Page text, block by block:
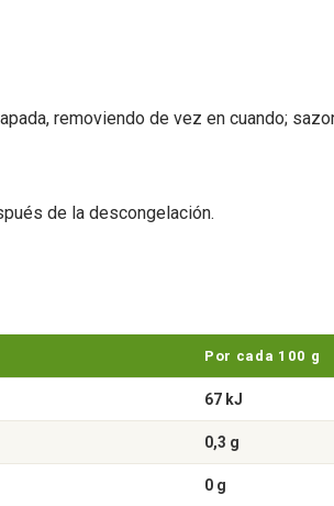
removiendo de vez en cuando;
de la descongelación.
Por cada 100 g
67 kJ
0,3 g
0 g